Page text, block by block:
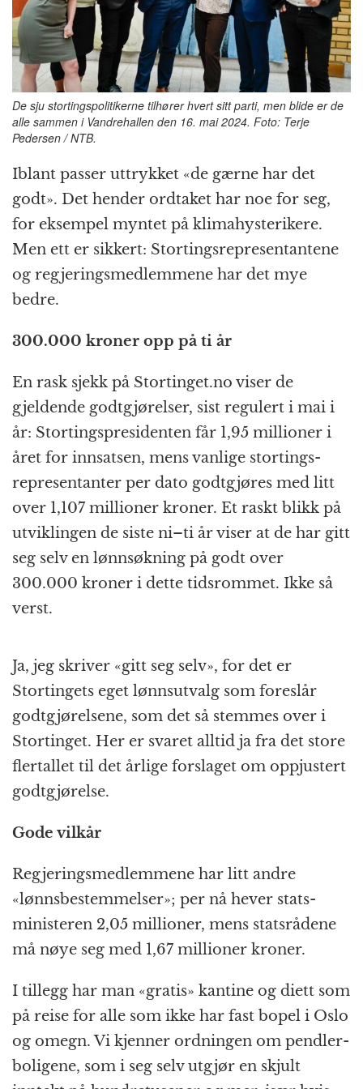
De sju stortingspolitikerne tilhører hvert sitt parti, men blide er de
alle sammen i Vandrehallen den 16. mai 2024. Foto: Terje
Pedersen / NTB.
Iblant passer uttrykket «de gærne har det
godt». Det hender ordtaket har noe for seg,
for eksempel myntet på klima­hysterikere.
Men ett er sikkert: Stortings­representant­ene
og regjerings­medlem­mene har det mye
bedre.
300.000 kroner opp på ti år
En rask sjekk på Stortinget.no viser de
gjeldende godtgjørelser, sist regulert i mai i
år: Stortings­president­en får 1,95 millioner i
året for innsatsen, mens vanlige stortings­
representant­er per dato godtgjøres med litt
over 1,107 millioner kroner. Et raskt blikk på
utviklingen de siste ni–ti år viser at de har gitt
seg selv en lønnsøkning på godt over
300.000 kroner i dette tidsrommet. Ikke så
verst.
Ja, jeg skriver «gitt seg selv», for det er
Stortingets eget lønnsutvalg som foreslår
godt­gjørelsene, som det så stemmes over i
Stortinget. Her er svaret alltid ja fra det store
flertallet til det årlige forslaget om oppjustert
godtgjørelse.
Gode vilkår
Regjerings­medlemmene har litt andre
«lønns­bestemmelser»; per nå hever stats­
ministeren 2,05 millioner, mens statsrådene
må nøye seg med 1,67 millioner kroner.
I tillegg har man «gratis» kantine og diett som
på reise for alle som ikke har fast bopel i Oslo
og omegn. Vi kjenner ordningen om pendler­
boligene, som i seg selv utgjør en skjult